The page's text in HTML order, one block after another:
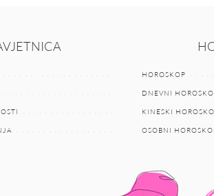
HOROSKOP
DNEVNI
KINESKI
OSOBNI